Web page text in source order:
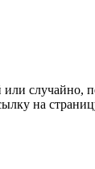
случайно,
на